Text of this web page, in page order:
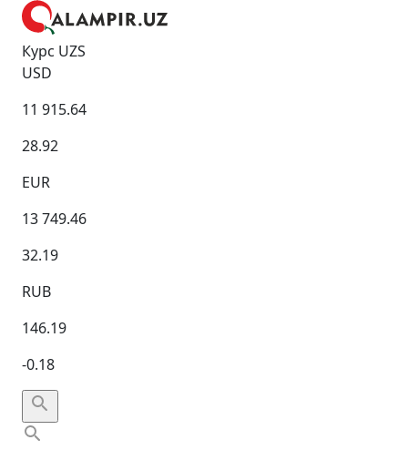
Курс UZS
USD
11 915.64
28.92
EUR
13 749.46
32.19
RUB
146.19
-0.18